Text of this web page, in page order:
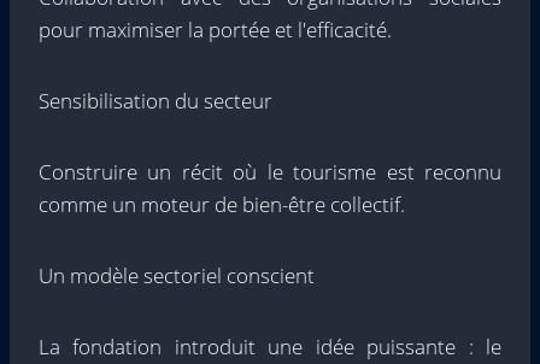
pour maximiser la portée et l'efficacité.
Sensibilisation du secteur
Construire un récit où le tourisme est reconnu
comme un moteur de bien-être collectif.
Un modèle sectoriel conscient
La fondation introduit une idée puissante : le